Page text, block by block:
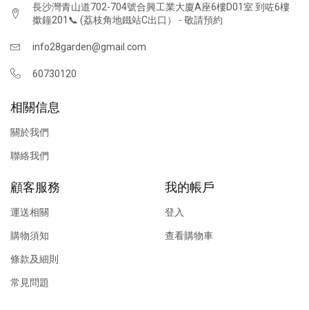
長沙灣青山道702-704號合興工業大廈A座6樓D01室 到咗6樓
撳鐘201📞 (荔枝角地鐵站C出口） - 敬請預約
info28garden@gmail.com
60730120
相關信息
關於我們
聯絡我們
顧客服務
運送相關
購物須知
條款及細則
常見問題
我的帳戶
登入
查看購物車